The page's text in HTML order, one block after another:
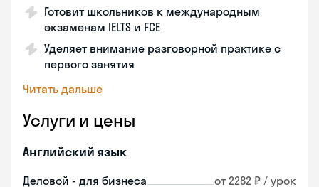
Готовит школьников к международным
экзаменам IELTS и FCE
Уделяет внимание разговорной практике с
первого занятия
Читать дальше
Услуги и цены
Английский язык
Деловой - для бизнеса от 2282 ₽ / урок